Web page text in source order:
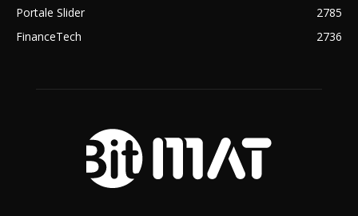
Portale Slider
2785
FinanceTech
2736